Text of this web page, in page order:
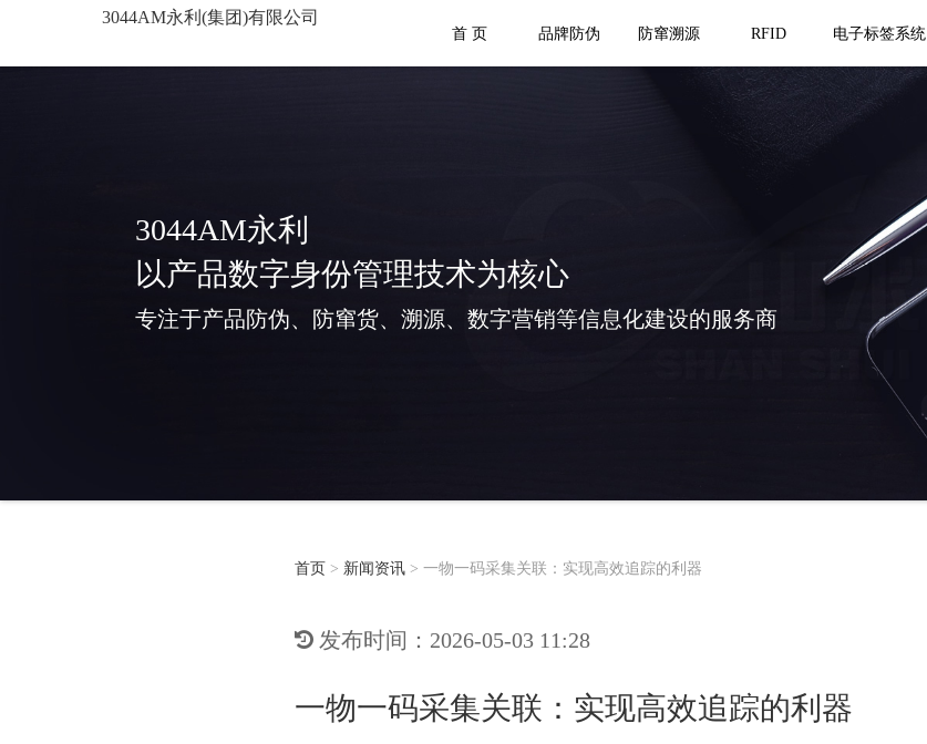
3044AM永利(集团)有限公司
首 页
品牌防伪 防窜溯源 RFID 电子标签系统
3044AM永利
以产品数字身份管理技术为核心
专注于产品防伪、防窜货、溯源、数字营销等信息化建设的服务商
首页 > 新闻资讯 > 一物一码采集关联：实现高效追踪的利器
发布时间：2026-05-03 11:28
一物一码采集关联：实现高效追踪的利器